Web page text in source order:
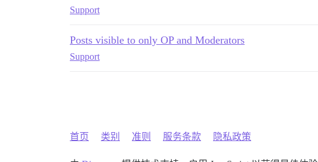
Support
Posts visible to only OP and Moderators
Support
首页 类别 准则 服务条款 隐私政策